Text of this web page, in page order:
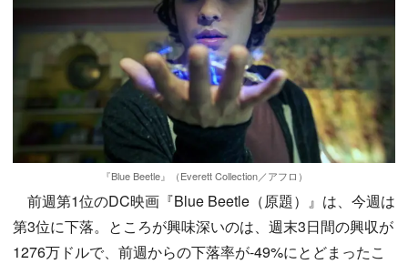
『Blue Beetle』（Everett Collection／アフロ）
前週第1位のDC映画『Blue Beetle（原題）』は、今週は
第3位に下落。ところが興味深いのは、週末3日間の興収が
1276万ドルで、前週からの下落率が-49%にとどまったこ